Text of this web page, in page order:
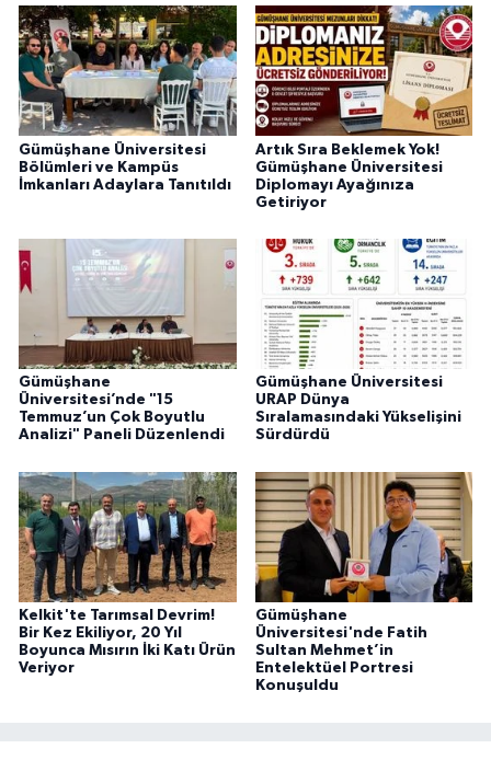
Gümüşhane Üniversitesi
Bölümleri ve Kampüs
İmkanları Adaylara Tanıtıldı
Artık Sıra Beklemek Yok!
Gümüşhane Üniversitesi
Diplomayı Ayağınıza
Getiriyor
Gümüşhane
Üniversitesi’nde "15
Temmuz’un Çok Boyutlu
Analizi" Paneli Düzenlendi
Gümüşhane Üniversitesi
URAP Dünya
Sıralamasındaki Yükselişini
Sürdürdü
Kelkit'te Tarımsal Devrim!
Bir Kez Ekiliyor, 20 Yıl
Boyunca Mısırın İki Katı Ürün
Veriyor
Gümüşhane
Üniversitesi'nde Fatih
Sultan Mehmet’in
Entelektüel Portresi
Konuşuldu